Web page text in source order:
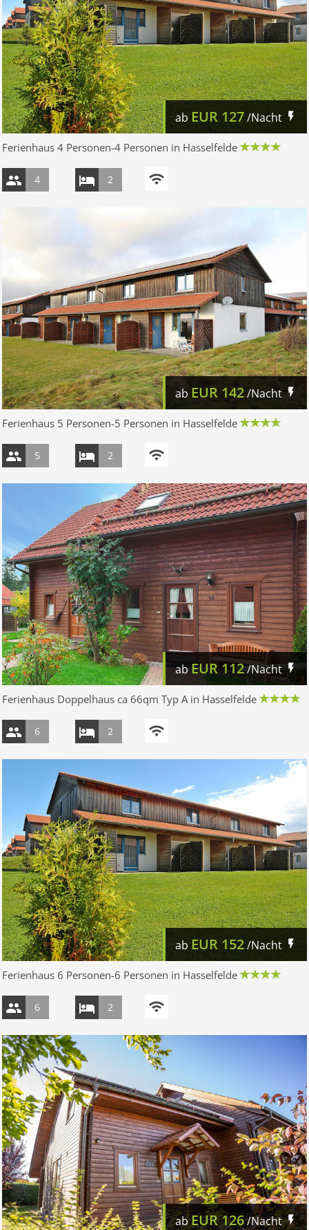
ab EUR 127/Nacht
Ferienhaus 4 Personen-4 Personen in Hasselfelde
4 2
abEUR 142/Nacht
Ferienhaus 5 Personen-5 Personen in Hasselfelde
5 2
abEUR 112/Nacht
Ferienhaus Doppelhaus ca 66qm Typ A in Hasselfelde
6 2
ab EUR 152/Nacht
Ferienhaus 6 Personen-6 Personen in Hasselfelde
6 2
abEUR126/Nacht